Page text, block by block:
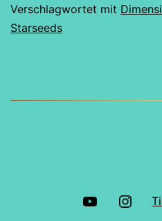
Verschlagwortet mit
Starseeds
YouTube